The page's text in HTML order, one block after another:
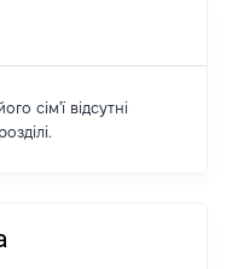
сім'ї відсутні